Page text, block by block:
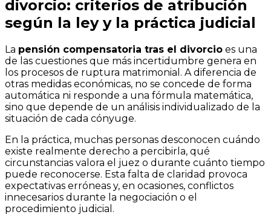
divorcio: criterios de atribución
según la ley y la práctica judicial
La pensión compensatoria tras el divorcio es una
de las cuestiones que más incertidumbre genera en
los procesos de ruptura matrimonial. A diferencia de
otras medidas económicas, no se concede de forma
automática ni responde a una fórmula matemática,
sino que depende de un análisis individualizado de la
situación de cada cónyuge.
En la práctica, muchas personas desconocen cuándo
existe realmente derecho a percibirla, qué
circunstancias valora el juez o durante cuánto tiempo
puede reconocerse. Esta falta de claridad provoca
expectativas erróneas y, en ocasiones, conflictos
innecesarios durante la negociación o el
procedimiento judicial.